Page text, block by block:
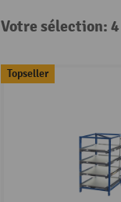
Votre sélection:
Topseller